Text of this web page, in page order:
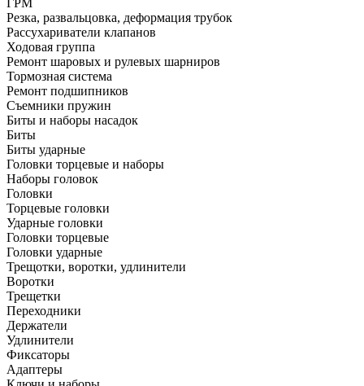
ГРМ
Резка, развальцовка, деформация трубок
Рассухариватели клапанов
Ходовая группа
Ремонт шаровых и рулевых шарниров
Тормозная система
Ремонт подшипников
Съемники пружин
Биты и наборы насадок
Биты
Биты ударные
Головки торцевые и наборы
Наборы головок
Головки
Торцевые головки
Ударные головки
Головки торцевые
Головки ударные
Трещотки, воротки, удлинители
Воротки
Трещетки
Переходники
Держатели
Удлинители
Фиксаторы
Адаптеры